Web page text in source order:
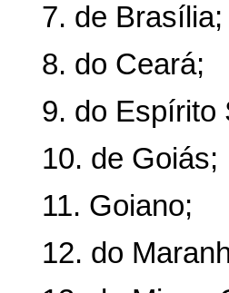
7. de Brasília;
8. do Ceará;
9. do Espírito
10. de Goiás;
11. Goiano;
12. do